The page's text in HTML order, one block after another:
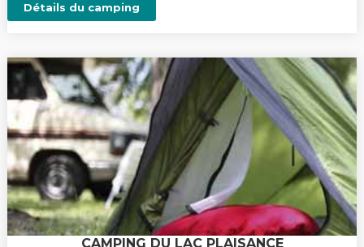
Détails du camping
CAMPING DU LAC PLAISANCE